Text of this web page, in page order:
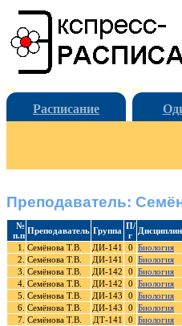
Расписание
Преподаватель:
№
п.п Преподаватель Группа П/
г
1.
Семёнова Т.В. ДИ-141 0 Биология
2. Семёнова Т.В. ДИ-141 0 Биология
3. Семёнова Т.В. ДИ-142 0 Биология
4. Семёнова Т.В. ДИ-142 0 Биология
5. Семёнова Т.В. ДИ-143 0 Биология
6. Семёнова Т.В. ДИ-143 0 Биология
7. Семёнова Т.В. ДТ-141 0 Биология